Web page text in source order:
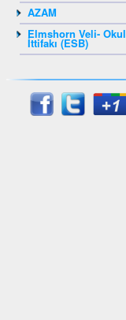
AZAM
Elmshorn Veli- Okul
İttifakı (ESB)